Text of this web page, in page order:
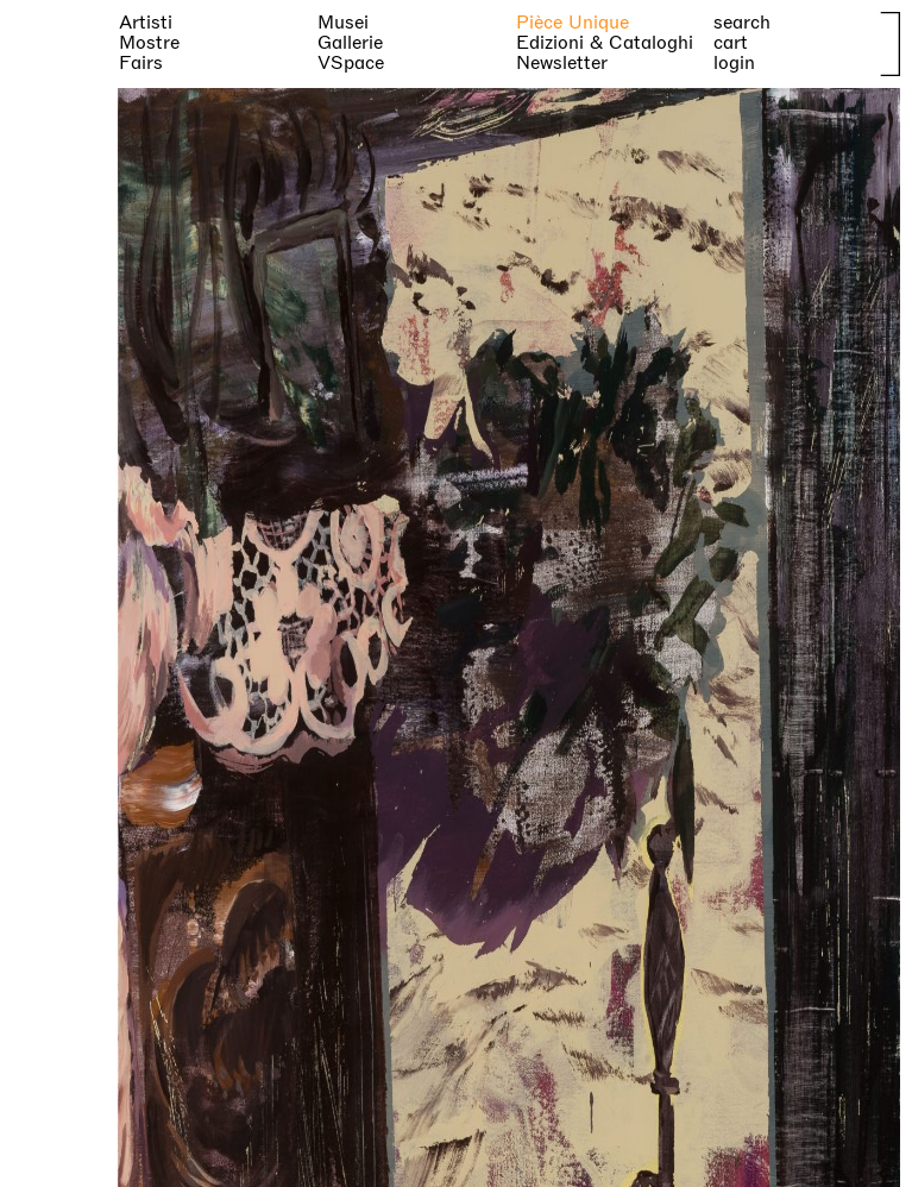
Artisti
Mostre
Fairs
Musei
Gallerie
VSpace
Pièce Unique
Edizioni & Cataloghi
Newsletter
search
cart
login